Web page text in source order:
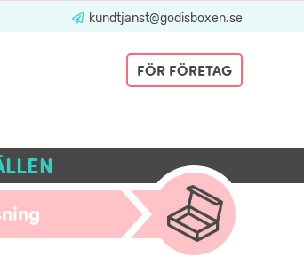
kundtjanst@godisboxen.se
FÖR FÖRETAG